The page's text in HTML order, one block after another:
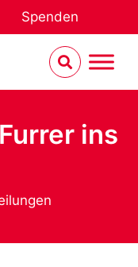
Spenden
ins